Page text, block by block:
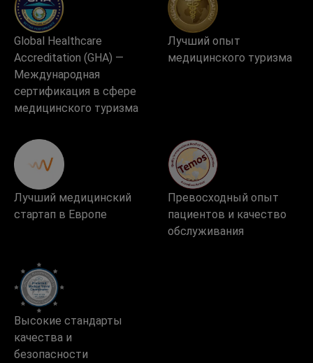
Global Healthcare
Accreditation (GHA) —
Международная
сертификация в сфере
медицинского туризма
Лучший опыт
медицинского туризма
Лучший медицинский
стартап в Европе
Превосходный опыт
пациентов и качество
обслуживания
Высокие стандарты
качества и
безопасности